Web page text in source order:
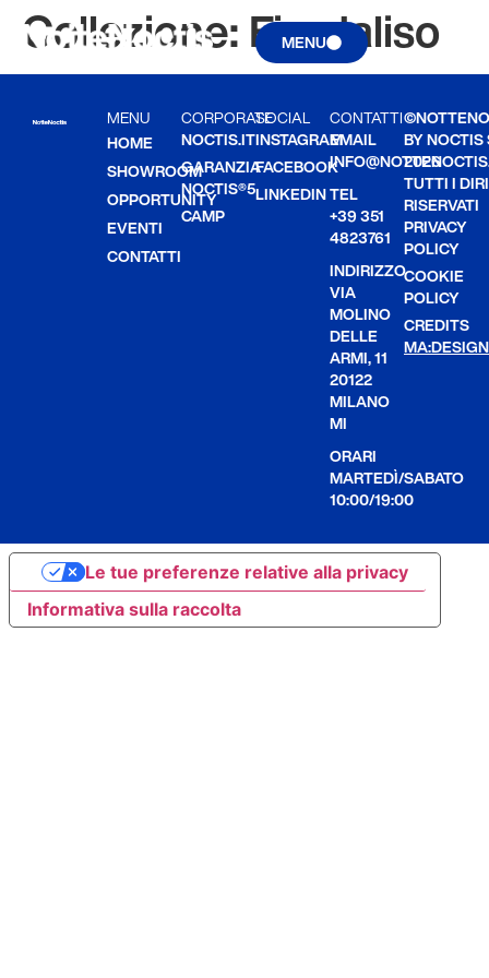
MENU
Collezione: Fiordaliso
MENU
HOME
SHOWROOM
OPPORTUNITY
EVENTI
CONTATTI
CORPORATE
NOCTIS.IT
GARANZIA
NOCTIS®5
CAMP
SOCIAL
INSTAGRAM
FACEBOOK
LINKEDIN
CONTATTI
EMAIL
TEL
+39 351
4823761
INDIRIZZO
VIA
MOLINO
DELLE
ARMI, 11
20122
MILANO
MI
ORARI
MARTEDÌ/SABATO
10:00/19:00
BY NOCTIS
2026
TUTTI I
RISERVATI
PRIVACY
POLICY
COOKIE
POLICY
CREDITS
MA:DESIGN
Informativa sulla raccolta
Le tue preferenze relative alla privacy